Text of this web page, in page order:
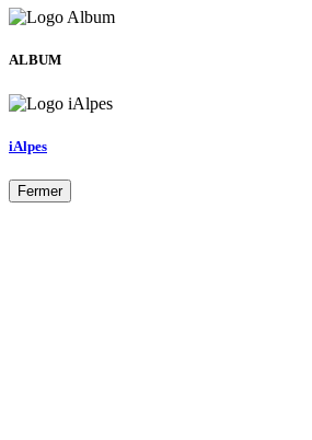
ALBUM
iAlpes
Fermer